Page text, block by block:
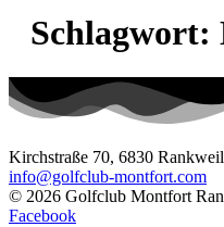
Schlagwort:
Kirchstraße 70, 6830
info@golfclub-montfort.com
© 2026 Golfclub Montfort
Facebook